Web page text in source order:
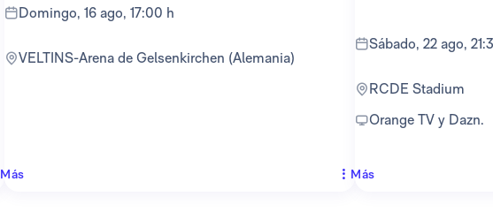
domingo, 16 ago, 17:00 h
VELTINS-Arena de Gelsenkirchen (Alemania)
Más
sábado, 22 ago,
RCDE Stadium
Orange TV y Dazn.
Más